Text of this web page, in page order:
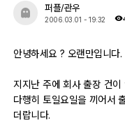
추천 갤러리
飛龍/김상환님 아침 갤
퍼플/관우
2006.03.01 - 19:32
안녕하세요 ? 오랜만입니다.
지지난 주에 회사 출장 건이
다행히 토일요일을 끼어서
더랍니다.